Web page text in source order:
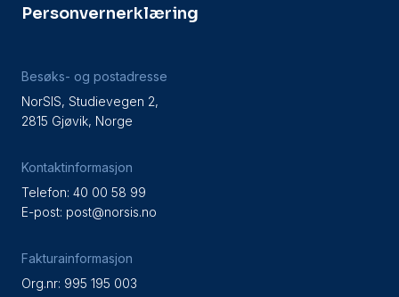
Personvernerklæring
Besøks- og postadresse
NorSIS, Studievegen 2,
2815 Gjøvik, Norge
Kontaktinformasjon
Telefon: 40 00 58 99
E-post: post@norsis.no
Fakturainformasjon
Org.nr: 995 195 003